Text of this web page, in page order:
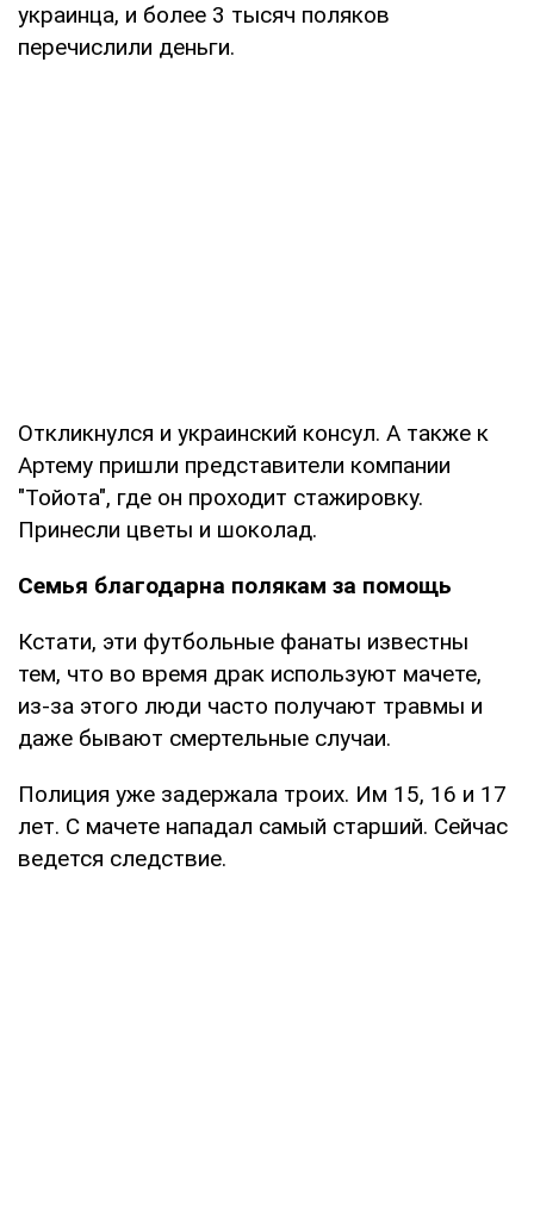
украинца, и более 3 тысяч поляков
перечислили деньги.
Откликнулся и украинский консул. А также к
Артему пришли представители компании
"Тойота", где он проходит стажировку.
Принесли цветы и шоколад.
Семья благодарна полякам за помощь
Кстати, эти футбольные фанаты известны
тем, что во время драк используют мачете,
из-за этого люди часто получают травмы и
даже бывают смертельные случаи.
Полиция уже задержала троих. Им 15, 16 и 17
лет. С мачете нападал самый старший. Сейчас
ведется следствие.